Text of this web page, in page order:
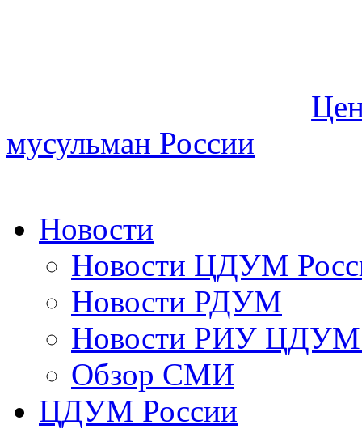
мусульман России
Новости
Новости ЦДУМ
Новости РДУМ
Новости РИУ ЦДУМ
Обзор СМИ
ЦДУМ России